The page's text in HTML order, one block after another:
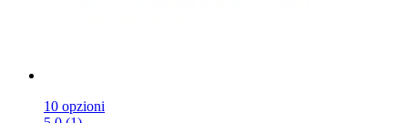
10 opzioni